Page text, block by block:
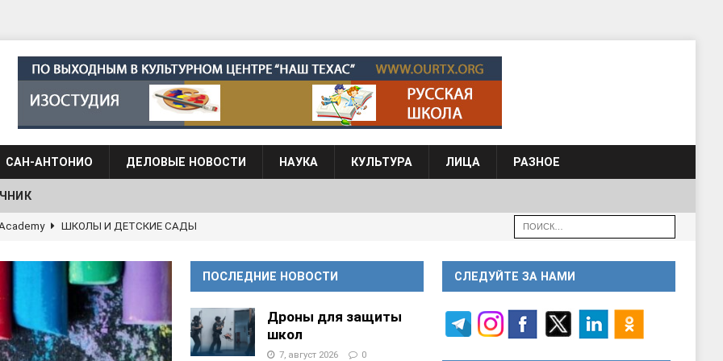
САН-АНТОНИО ДЕЛОВЫЕ НОВОСТИ НАУКА КУЛЬТУРА ЛИЦА РАЗНОЕ
ДЕКЛАРАЦИЙ ФИНАНСЫ И БУХГАЛТЕРСКИЙ УЧЕТ
при культурном центре “Наш Техас” ШКОЛЫ И
ПОСЛЕДНИЕ НОВОСТИ
Дроны для защиты
школ
7, август 2026 0
СЛЕДУЙТЕ ЗА НАМИ